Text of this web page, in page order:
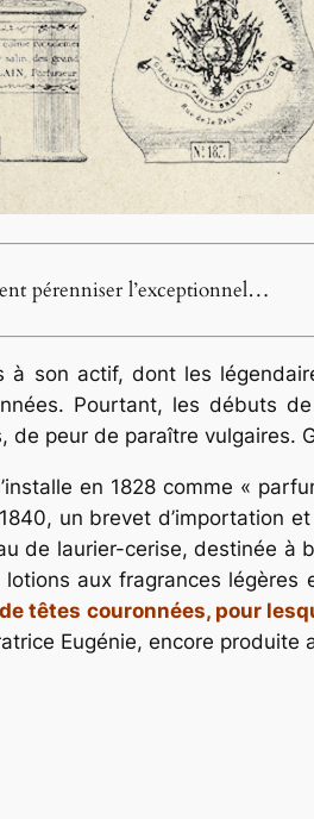
pérenniser l’exceptionnel…
son actif, dont les
Pourtant, les débuts de
peur de paraître vulgaires.
en 1828 comme «
un brevet d’importation
de laurier-cerise, destinée à
aux fragrances légères
têtes couronnées, pour
Eugénie, encore